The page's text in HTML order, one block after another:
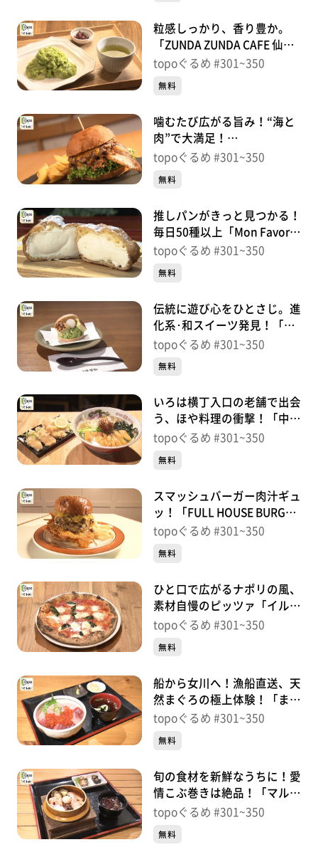
粒感しっかり、香り豊か。
「ZUNDA ZUNDA CAFE 仙台
一番町本店」（青葉区一番
topoぐるめ #301~350
無料
噛むたび広がる旨み！“海と
肉”で大満足！
「SEAFOOD&BURGER gfu.」
ぐるめ】
topoぐるめ #301~350
無料
推しパンがきっと見つかる！
毎日50種以上「Mon Favori
BAKERY」（太白区西中田）
topoぐるめ #301~350
無料
伝統に遊び心をひとさじ。進
化系･和スイーツ発見！「甘
味処 すずや」（青葉区一番
topoぐるめ #301~350
無料
いろは横丁入口の老舗で出会
う、ほや料理の衝撃！「中華
そば 笹屋」（青葉区一番
topoぐるめ #301~350
無料
スマッシュバーガー肉汁ギュ
ッ！「FULL HOUSE BURGER
SHOP」（青葉区一番町）＃
topoぐるめ #301~350
無料
ひと口で広がるナポリの風、
素材自慢のピッツァ「イル･
ガッピアーノ」（女川町女
topoぐるめ #301~350
無料
船から女川へ！漁船直送、天
然まぐろの極上体験！「まぐ
ろ屋 明神丸」（女川町女
topoぐるめ #301~350
無料
旬の食材を新鮮なうちに！愛
情こぶ巻きは絶品！「マルキ
チ阿部商店」（女川町女川）
topoぐるめ #301~350
無料